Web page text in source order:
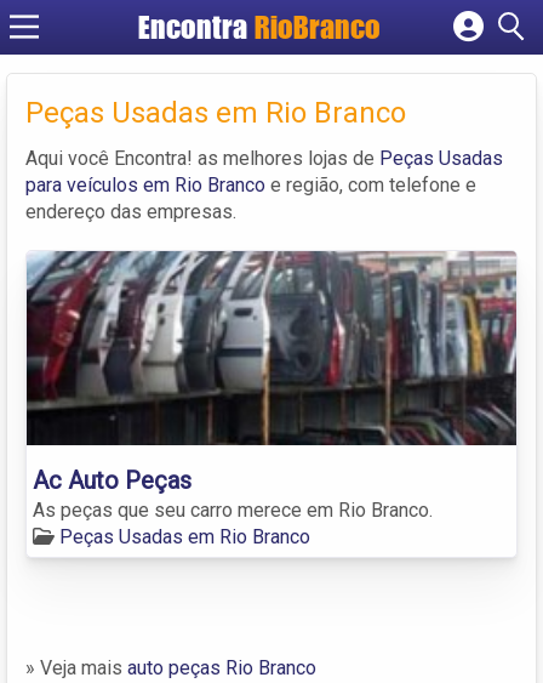
Encontra RioBranco
Cadastrar empresa
Criar conta
Peças Usadas em Rio Branco
Aqui você Encontra! as melhores lojas de Peças Usadas
para veículos em Rio Branco e região, com telefone e
endereço das empresas.
Ac Auto Peças
As peças que seu carro merece em Rio Branco.
Peças Usadas em Rio Branco
» Veja mais auto peças Rio Branco